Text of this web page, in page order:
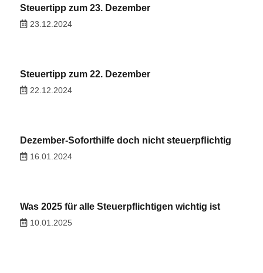
Steuertipp zum 23. Dezember
23.12.2024
Steuertipp zum 22. Dezember
22.12.2024
Dezember-Soforthilfe doch nicht steuerpﬂichtig
16.01.2024
Was 2025 für alle Steuerpflichtigen wichtig ist
10.01.2025